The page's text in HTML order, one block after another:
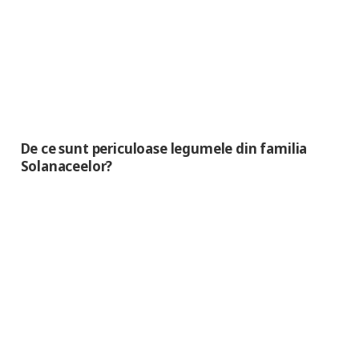
De ce sunt periculoase legumele din familia
Solanaceelor?